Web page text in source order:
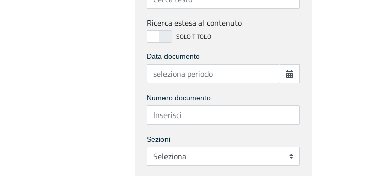
Ricerca estesa al contenuto
Data documento
Numero documento
Sezioni